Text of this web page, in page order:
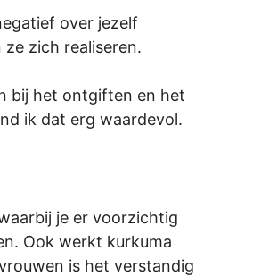
over jezelf
zich realiseren.
bij het ontgiften en het
ik dat erg waardevol.
je er voorzichtig
Ook werkt kurkuma
is het verstandig